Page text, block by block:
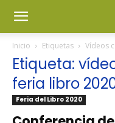
Inicio Etiquetas Vídeos
Etiqueta:
feria libro
Feria del Libro 2020